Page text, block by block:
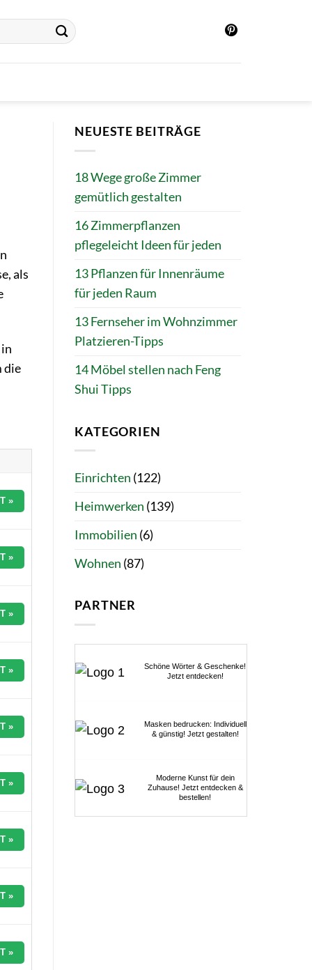
als
die
»
»
»
»
»
»
»
»
»
NEUESTE BEITRÄGE
18 Wege große Zimmer
gemütlich gestalten
16 Zimmerpflanzen
pflegeleicht Ideen für jeden
13 Pflanzen für Innenräume
für jeden Raum
13 Fernseher im Wohnzimmer
Platzieren-Tipps
14 Möbel stellen nach Feng
Shui Tipps
KATEGORIEN
Einrichten (122)
Heimwerken (139)
Immobilien (6)
Wohnen (87)
PARTNER
Schöne Wörter & Geschenke!
Jetzt entdecken!
Masken bedrucken: Individuell
& günstig! Jetzt gestalten!
Moderne Kunst für dein
Zuhause! Jetzt entdecken &
bestellen!